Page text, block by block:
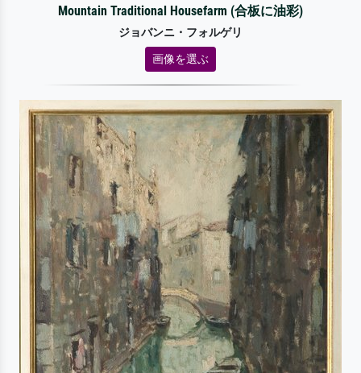
Mountain Traditional Housefarm (合板に油彩)
ジョバンニ・フォルゲリ
画像を選ぶ